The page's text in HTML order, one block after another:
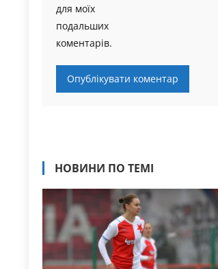
для моїх
подальших
коментарів.
НОВИНИ ПО ТЕМІ